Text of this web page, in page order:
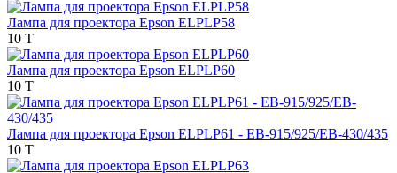
Лампа для проектора Epson ELPLP58
10 T
Лампа для проектора Epson ELPLP60
10 T
Лампа для проектора Epson ELPLP61 - EB-915/925/EB-430/435
10 T